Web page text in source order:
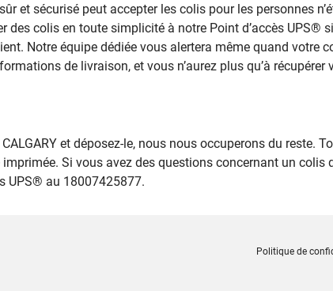
et sécurisé peut accepter les colis pour les personnes
colis en toute simplicité à notre Point d’accès UPS®
Notre équipe dédiée vous alertera même quand votre
de livraison, et vous n’aurez plus qu’à récupérer
et déposez-le, nous nous occuperons du reste.
Si vous avez des questions concernant un colis
UPS® au 18007425877.
Politique de